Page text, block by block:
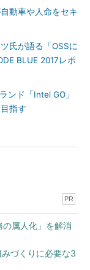
動車や人命をセキ
氏が語る「OSSに
BLUE 2017レポ
ンド「Intel GO」
指す
PR
属人化」を解消
づくりに必要な3